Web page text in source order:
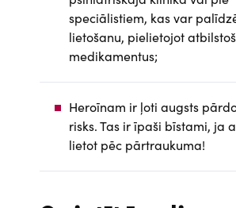
speciālistiem, kas var
lietošanu, pielietojot
medikamentus;
Heroīnam ir ļoti augsts
risks. Tas ir īpaši bīstami, ja
lietot pēc pārtraukuma!